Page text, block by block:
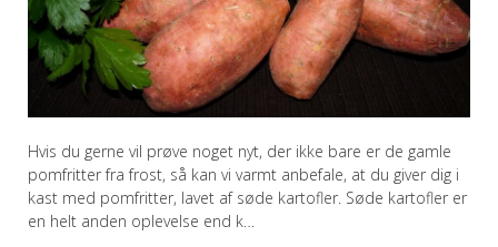
Hvis du gerne vil prøve noget nyt, der ikke bare er de gamle
pomfritter fra frost, så kan vi varmt anbefale, at du giver dig i
kast med pomfritter, lavet af søde kartofler. Søde kartofler er
en helt anden oplevelse end k…